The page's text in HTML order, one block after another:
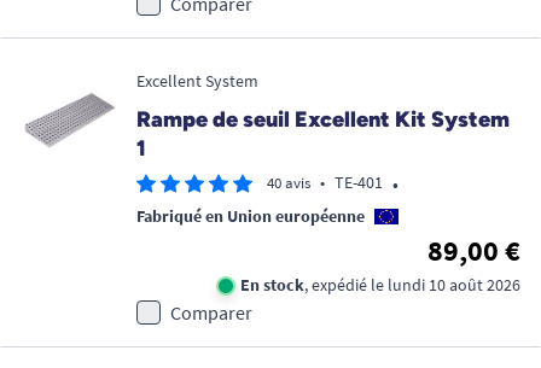
Excellent System
Rampe de seuil Excellent Kit System
1
40 avis • TE-401 •
Fabriqué en Union européenne
89,00 €
En stock, expédié le lundi 10 août 2026
Comparer